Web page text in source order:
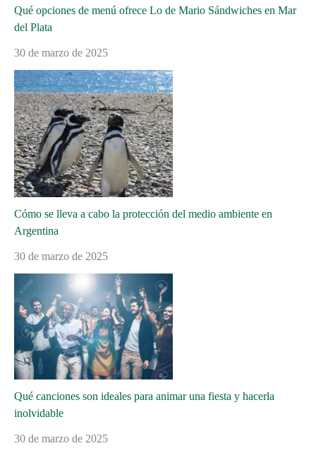
Qué opciones de menú ofrece Lo de Mario Sándwiches en Mar
del Plata
30 de marzo de 2025
Cómo se lleva a cabo la protección del medio ambiente en
Argentina
30 de marzo de 2025
Qué canciones son ideales para animar una fiesta y hacerla
inolvidable
30 de marzo de 2025